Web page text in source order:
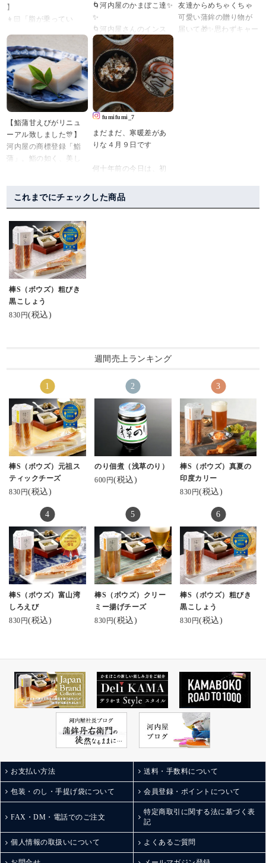
】
👦🏻「脂が乗ってい
🧓🏻「上品な味で家族
にもお客様にも好評で
す」
本日は河内屋の看板商
品「鮨蒲 あなご」のご
紹介💁‍♂️
鮨蒲は全13種類ござい
ますが、その中でダン
トツ人気が「あなご」
あなごは河内屋専用に
調合した特製甘口タレ
で仕込んでいます。
オススメの食べ方は、
胡瓜と合わせたピンチ
ョス!お酒が進みますね
🍶
▼詳しくはプロフィー
ルのリンクから
ぜひお買い求めくださ
いませ💕
English below
Sushi Kama Anago
Anago is the most popula
r one among all 13 flavor
s. We put Anago lavishly,
which is prepared with sp
ecially made sweet souce,
on Kamaboko.
Recommended way of eati
ng is pintxos of Sushi Ka
ma Anago and cucumber.
Tastes even better with Sa
o know more
@kamaboko_jp
鮨蒲 #河内屋 #クラフト
#かまぼこ #職人技 #プ
チギフト #ギフトにおす
すめ #贈り物にオススメ
結婚祝い #結婚式 #出産
祝いギフト #誕生日祝い
#富山グルメ #金沢グル
メ #北陸グルメ #練り物
#お酒に合う #ビールと
おつまみセット #酒の肴
#gifts #japanesefoods #su
🌀河内屋のかまぼこ達✨
✨
🌀河内屋さんのインス
タ kawachiya_kamaboko
🌀焼きかまぼこと鮨蒲
【紅鮭】
🌀かまぼこの上にお魚
がのっている鮨蒲《お
もしろい》おいしかっ
たー
なかまぼこ
うれしいです😋😋
#河内屋 #かまぼこ #蒲
鉾 #鮨蒲 #お取り寄せグ
友達からめちゃくちゃ
可愛い蒲鉾の贈り物が
届いて🎁✨思わずキャー
ありがとう#素敵な贈り
【鮨蒲甘えびがリニュ
ーアル致しました🎊】
河内屋の商標登録「鮨
蒲」。鮨の如く、美し
頂いております🎁その
中でも人気の鮨蒲「甘
くなります😋
甘えびを細かく刻むひ
と手間を加えた事で、
舌に触れる甘えびの表
面積が広がり、より甘
えびの風味を感じられ
るように仕上げました
甘えびは、直営店・オ
話・FAXでお買い求め
頂けます💓
▼詳しくはプロフィー
ルのリンクのオンライ
ンショップから
@kamaboko_jp
#河内屋 #かまぼこ #鮨
蒲 #甘えび #リニューア
ル #ギフト #お取り寄せ
フトにおすすめ #プレゼ
ントにおすすめ #贈り物
に最適 #大切な人へ #富
山グルメ #金沢グルメ #
北陸グルメ #練り物 #富
山観光 #金沢観光 #富山
旅行 #金沢旅行 #ヘルシ
ーフード #ハレの日 #ぜ
いたく #贅沢な時間 #贅
沢なひととき #酒のつま
fumifumi_7
まだまだ、寒暖差があ
りな４月９日です
何十年前の今日は、初
ートした日ですーー
若さは、寒暖差も感じ
ます
#餅米おこわ #
富山名物 kamaboko_
jp #河内屋 #アンコ
のお兄さんありがと
う #金沢生活 #
ごちそうさまでした
これまでにチェックした商品
棒S（ボウズ）粗びき
黒こしょう
830円(税込)
週間売上ランキング
棒S（ボウズ）元祖ス
ティックチーズ
830円(税込)
のり佃煮（浅草のり）
600円(税込)
棒S（ボウズ）真夏の
印度カリー
830円(税込)
棒S（ボウズ）富山湾
しろえび
830円(税込)
棒S（ボウズ）クリー
ミー揚げチーズ
830円(税込)
棒S（ボウズ）粗びき
黒こしょう
830円(税込)
お支払い方法 送料・手数料について
包装・のし・手提げ袋について 会員登録・ポイントについて
FAX・DM・電話でのご注文
特定商取引に関する法に基づく表
記
個人情報の取扱いについて よくあるご質問